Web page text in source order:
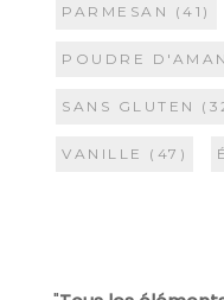
PARMESAN (41)
POUDRE
SANS GLUTEN
VANILLE (47)